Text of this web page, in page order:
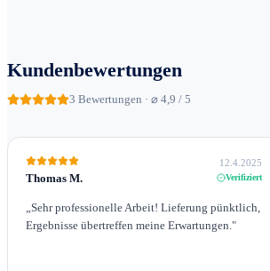
Kundenbewertungen
3 Bewertungen · ⌀ 4,9 / 5
Thomas M.
12.4.2025
Verifiziert
Sehr professionelle Arbeit! Lieferung pünktlich,
Ergebnisse übertreffen meine Erwartungen. "